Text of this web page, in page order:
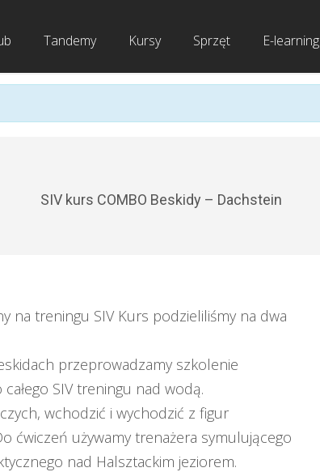
Tandemy Kursy Sprzęt E-learning
SIV kurs COMBO Beskidy – Dachstein
na treningu SIV Kurs podzieliliśmy na dwa
przeprowadzamy szkolenie
SIV treningu nad wodą.
wchodzić i wychodzić z figur
ćwiczeń używamy trenażera symulującego
nad Halsztackim jeziorem.